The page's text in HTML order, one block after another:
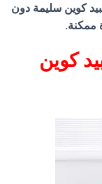
كوين سليمة دون
ممكنة.
كوين